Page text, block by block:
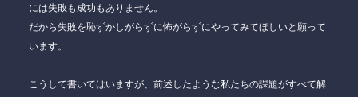
には失敗も成功もありません。
だから失敗を恥ずかしがらずに怖がらずにやってみてほしいと願って
います。
こうして書いてはいますが、前述したような私たちの課題がすべて解